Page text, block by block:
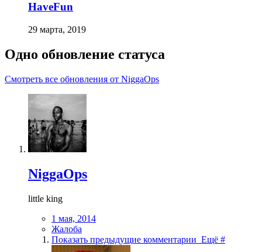
HaveFun
29 марта, 2019
Одно обновление статуса
Смотреть все обновления от NiggaOps
NiggaOps
little king
1 мая, 2014
Жалоба
Показать предыдущие комментарии Ещё #